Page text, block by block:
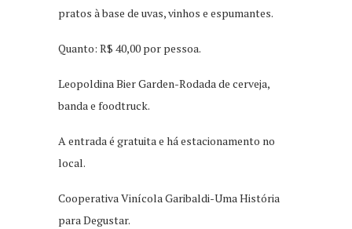
pratos à base de uvas, vinhos e espumantes.
Quanto: R$ 40,00 por pessoa.
Leopoldina Bier Garden-Rodada de cerveja,
banda e foodtruck.
A entrada é gratuita e há estacionamento no
local.
Cooperativa Vinícola Garibaldi-Uma História
para Degustar.